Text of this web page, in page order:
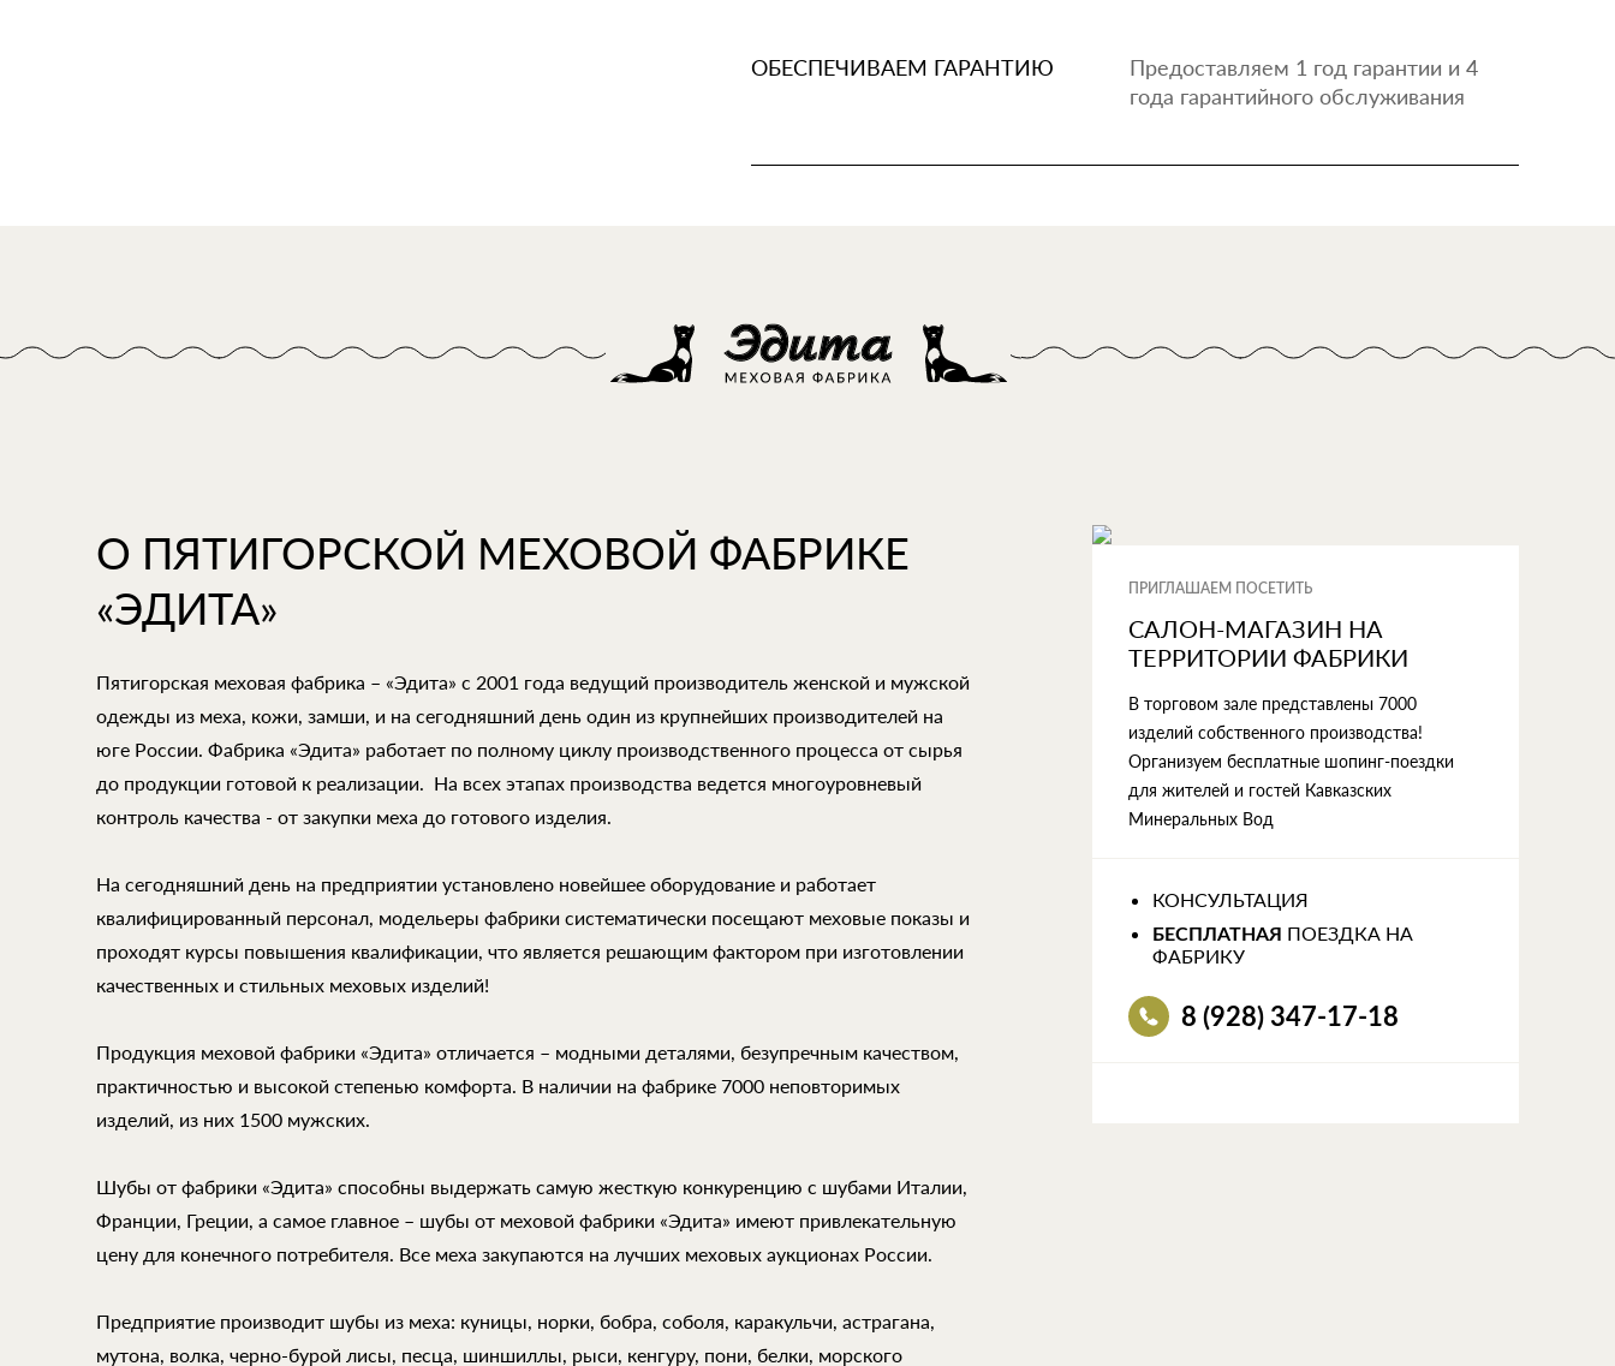
ОБЕСПЕЧИВАЕМ ГАРАНТИЮ
Предоставляем 1 год гарантии и 4
года гарантийного обслуживания
О ПЯТИГОРСКОЙ МЕХОВОЙ ФАБРИКЕ
«ЭДИТА»
Пятигорская меховая фабрика – «Эдита» с 2001 года ведущий производитель женской и мужской
одежды из меха, кожи, замши, и на сегодняшний день один из крупнейших производителей на
юге России. Фабрика «Эдита» работает по полному циклу производственного процесса от сырья
до продукции готовой к реализации. На всех этапах производства ведется многоуровневый
контроль качества - от закупки меха до готового изделия.
На сегодняшний день на предприятии установлено новейшее оборудование и работает
квалифицированный персонал, модельеры фабрики систематически посещают меховые показы и
проходят курсы повышения квалификации, что является решающим фактором при изготовлении
качественных и стильных меховых изделий!
Продукция меховой фабрики «Эдита» отличается – модными деталями, безупречным качеством,
практичностью и высокой степенью комфорта. В наличии на фабрике 7000 неповторимых
изделий, из них 1500 мужских.
Шубы от фабрики «Эдита» способны выдержать самую жесткую конкуренцию с шубами Италии,
Франции, Греции, а самое главное – шубы от меховой фабрики «Эдита» имеют привлекательную
цену для конечного потребителя. Все меха закупаются на лучших меховых аукционах России.
Предприятие производит шубы из меха: куницы, норки, бобра, соболя, каракульчи, астрагана,
мутона, волка, черно-бурой лисы, песца, шиншиллы, рыси, кенгуру, пони, белки, морского
ПРИГЛАШАЕМ ПОСЕТИТЬ
САЛОН-МАГАЗИН НА
ТЕРРИТОРИИ ФАБРИКИ
В торговом зале представлены 7000
изделий собственного производства!
Организуем бесплатные шопинг-поездки
для жителей и гостей Кавказских
Минеральных Вод
КОНСУЛЬТАЦИЯ
БЕСПЛАТНАЯ ПОЕЗДКА НА
ФАБРИКУ
8 (928) 347-17-18